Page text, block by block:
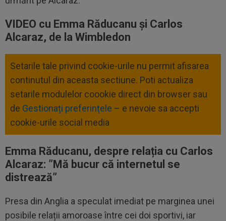
VIDEO cu Emma Răducanu și Carlos
Alcaraz, de la Wimbledon
Setarile tale privind cookie-urile nu permit afisarea
continutul din aceasta sectiune. Poti actualiza
setarile modulelor coookie direct din browser sau
de Gestionați preferințele – e nevoie sa accepti
cookie-urile social media
Emma Răducanu, despre relația cu Carlos
Alcaraz: ”Mă bucur că internetul se
distrează”
Presa din Anglia a speculat imediat pe marginea unei
posibile relații amoroase între cei doi sportivi, iar